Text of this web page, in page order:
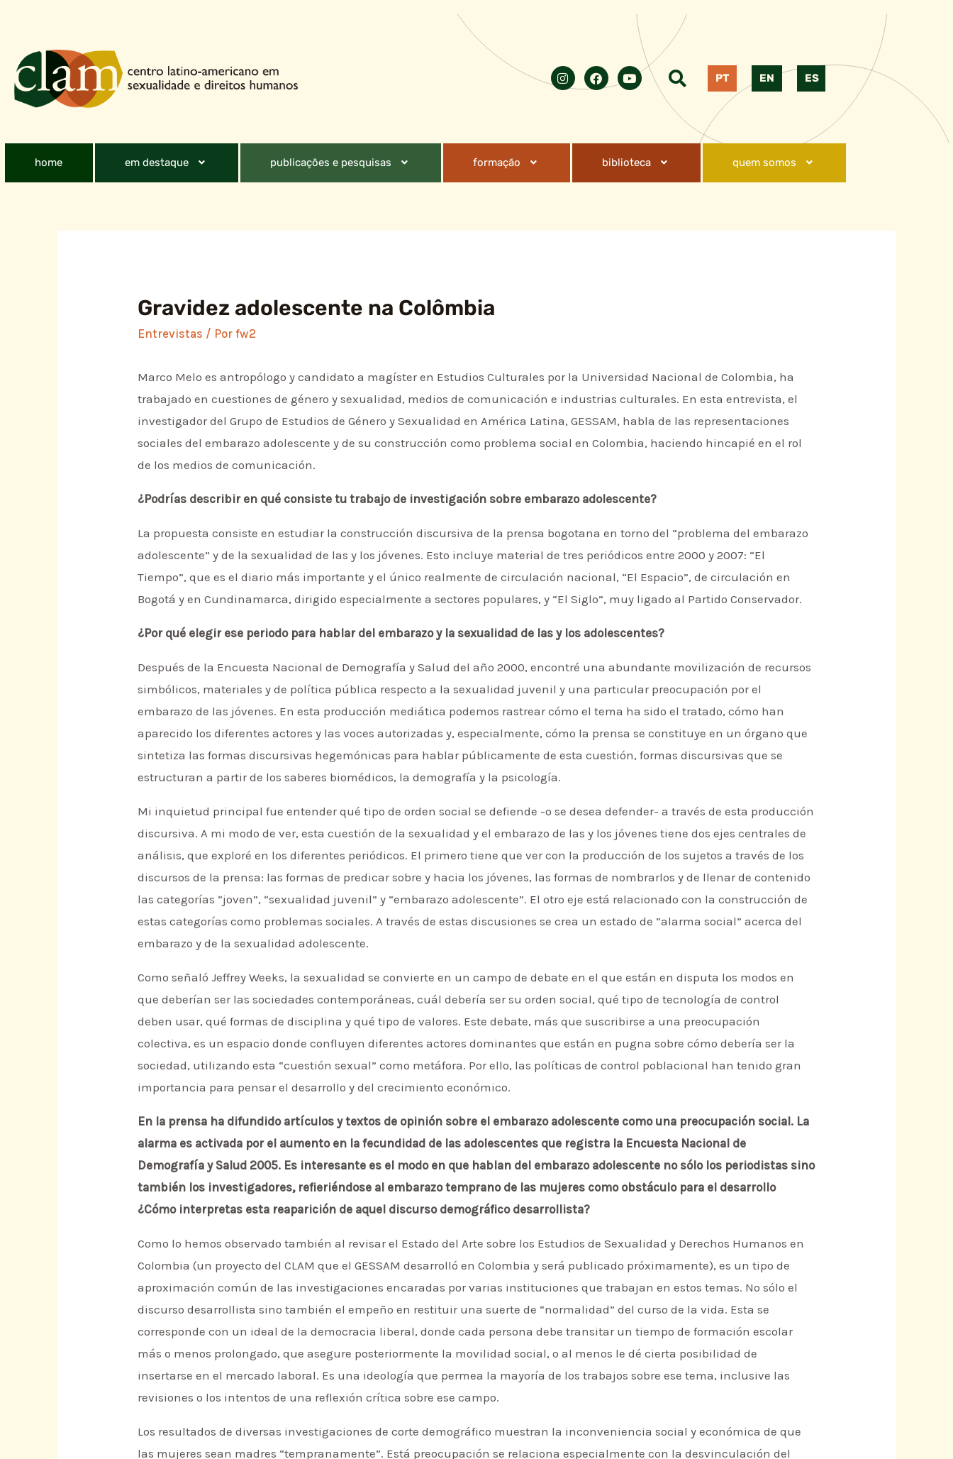
PT EN ES
home em destaque publicações e pesquisas formação biblioteca quem somos
Gravidez adolescente na Colômbia
Entrevistas / Porfw2
Marco Melo es antropólogo y candidato a magíster en Estudios Culturales por la Universidad Nacional de Colombia, ha
trabajado en cuestiones de género y sexualidad, medios de comunicación e industrias culturales. En esta entrevista, el
investigador del Grupo de Estudios de Género y Sexualidad en América Latina, GESSAM, habla de las representaciones
sociales del embarazo adolescente y de su construcción como problema social en Colombia, haciendo hincapié en el rol
de los medios de comunicación.
¿Podrías describir en qué consiste tu trabajo de investigación sobre embarazo adolescente?
La propuesta consiste en estudiar la construcción discursiva de la prensa bogotana en torno del “problema del embarazo
adolescente” y de la sexualidad de las y los jóvenes. Esto incluye material de tres periódicos entre 2000 y 2007: “El
Tiempo”, que es el diario más importante y el único realmente de circulación nacional, “El Espacio”, de circulación en
Bogotá y en Cundinamarca, dirigido especialmente a sectores populares, y “El Siglo”, muy ligado al Partido Conservador.
¿Por qué elegir ese periodo para hablar del embarazo y la sexualidad de las y los adolescentes?
Después de la Encuesta Nacional de Demografía y Salud del año 2000, encontré una abundante movilización de recursos
simbólicos, materiales y de política pública respecto a la sexualidad juvenil y una particular preocupación por el
embarazo de las jóvenes. En esta producción mediática podemos rastrear cómo el tema ha sido el tratado, cómo han
aparecido los diferentes actores y las voces autorizadas y, especialmente, cómo la prensa se constituye en un órgano que
sintetiza las formas discursivas hegemónicas para hablar públicamente de esta cuestión, formas discursivas que se
estructuran a partir de los saberes biomédicos, la demografía y la psicología.
Mi inquietud principal fue entender qué tipo de orden social se defiende -o se desea defender- a través de esta producción
discursiva. A mi modo de ver, esta cuestión de la sexualidad y el embarazo de las y los jóvenes tiene dos ejes centrales de
análisis, que exploré en los diferentes periódicos. El primero tiene que ver con la producción de los sujetos a través de los
discursos de la prensa: las formas de predicar sobre y hacia los jóvenes, las formas de nombrarlos y de llenar de contenido
las categorías “joven”, “sexualidad juvenil” y “embarazo adolescente”. El otro eje está relacionado con la construcción de
estas categorías como problemas sociales. A través de estas discusiones se crea un estado de “alarma social” acerca del
embarazo y de la sexualidad adolescente.
Como señaló Jeffrey Weeks, la sexualidad se convierte en un campo de debate en el que están en disputa los modos en
que deberían ser las sociedades contemporáneas, cuál debería ser su orden social, qué tipo de tecnología de control
deben usar, qué formas de disciplina y qué tipo de valores. Este debate, más que suscribirse a una preocupación
colectiva, es un espacio donde confluyen diferentes actores dominantes que están en pugna sobre cómo debería ser la
sociedad, utilizando esta “cuestión sexual” como metáfora. Por ello, las políticas de control poblacional han tenido gran
importancia para pensar el desarrollo y del crecimiento económico.
En la prensa ha difundido artículos y textos de opinión sobre el embarazo adolescente como una preocupación social. La
alarma es activada por el aumento en la fecundidad de las adolescentes que registra la Encuesta Nacional de
Demografía y Salud 2005. Es interesante es el modo en que hablan del embarazo adolescente no sólo los periodistas sino
también los investigadores, refieriéndose al embarazo temprano de las mujeres como obstáculo para el desarrollo
¿Cómo interpretas esta reaparición de aquel discurso demográfico desarrollista?
Como lo hemos observado también al revisar el Estado del Arte sobre los Estudios de Sexualidad y Derechos Humanos en
Colombia (un proyecto del CLAM que el GESSAM desarrolló en Colombia y será publicado próximamente), es un tipo de
aproximación común de las investigaciones encaradas por varias instituciones que trabajan en estos temas. No sólo el
discurso desarrollista sino también el empeño en restituir una suerte de “normalidad” del curso de la vida. Esta se
corresponde con un ideal de la democracia liberal, donde cada persona debe transitar un tiempo de formación escolar
más o menos prolongado, que asegure posteriormente la movilidad social, o al menos le dé cierta posibilidad de
insertarse en el mercado laboral. Es una ideología que permea la mayoría de los trabajos sobre ese tema, inclusive las
revisiones o los intentos de una reflexión crítica sobre ese campo.
Los resultados de diversas investigaciones de corte demográfico muestran la inconveniencia social y económica de que
las mujeres sean madres “tempranamente”. Está preocupación se relaciona especialmente con la desvinculación del